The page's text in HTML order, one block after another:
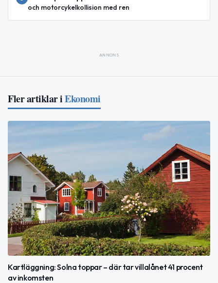
och motorcykelkollision med ren
ANNONS
Fler artiklar iEkonomi
Kartläggning: Solna toppar – där tar villalånet 41 procent
av inkomsten